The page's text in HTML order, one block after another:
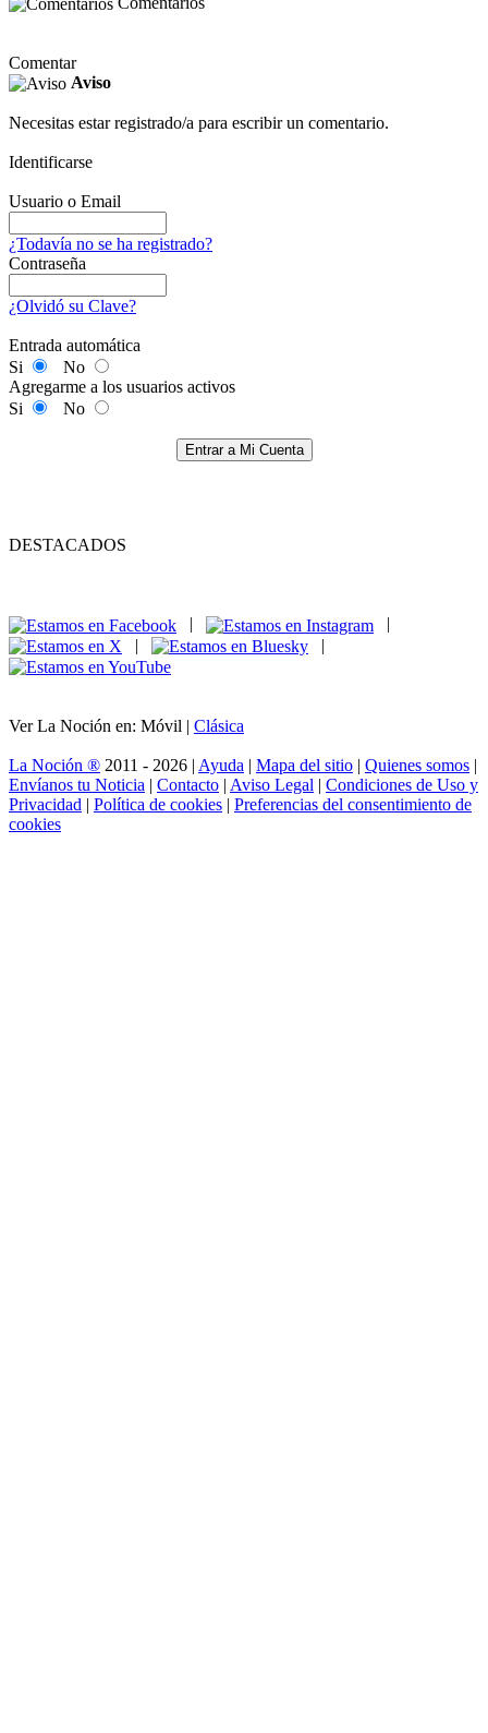
Comentar
Aviso
Necesitas estar registrado/a para escribir un comentario.
Identificarse
Usuario o Email
¿Todavía no se ha registrado?
Contraseña
¿Olvidó su Clave?
Entrada automática
Si
No
Agregarme a los usuarios activos
Si
No
Entrar a Mi Cuenta
DESTACADOS
|
|
Ver La Noción en: Móvil | Clásica
La Noción ® 2011 - 2026 | Ayuda | Mapa del sitio | Quienes somos |
Envíanos tu Noticia | Contacto | Aviso Legal | Condiciones de Uso y
Privacidad | Política de cookies | Preferencias del consentimiento de
cookies